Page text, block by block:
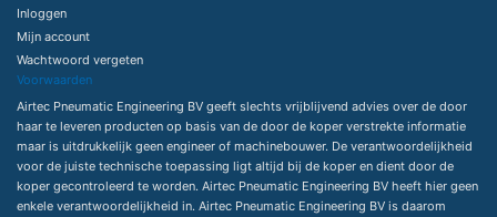
Inloggen
Mijn account
Wachtwoord vergeten
Voorwaarden
Airtec Pneumatic Engineering BV geeft slechts vrijblijvend advies over de door
haar te leveren producten op basis van de door de koper verstrekte informatie
maar is uitdrukkelijk geen engineer of machinebouwer. De verantwoordelijkheid
voor de juiste technische toepassing ligt altijd bij de koper en dient door de
koper gecontroleerd te worden. Airtec Pneumatic Engineering BV heeft hier geen
enkele verantwoordelijkheid in. Airtec Pneumatic Engineering BV is daarom